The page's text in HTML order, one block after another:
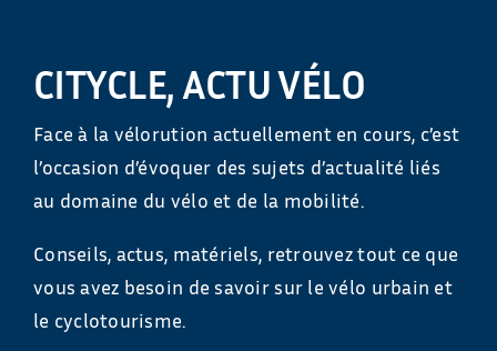
CITYCLE, ACTU VÉLO
Face à la vélorution actuellement en cours, c’est
l’occasion d’évoquer des sujets d’actualité liés
au domaine du vélo et de la mobilité.
Conseils, actus, matériels, retrouvez tout ce que
vous avez besoin de savoir sur le vélo urbain et
le cyclotourisme.